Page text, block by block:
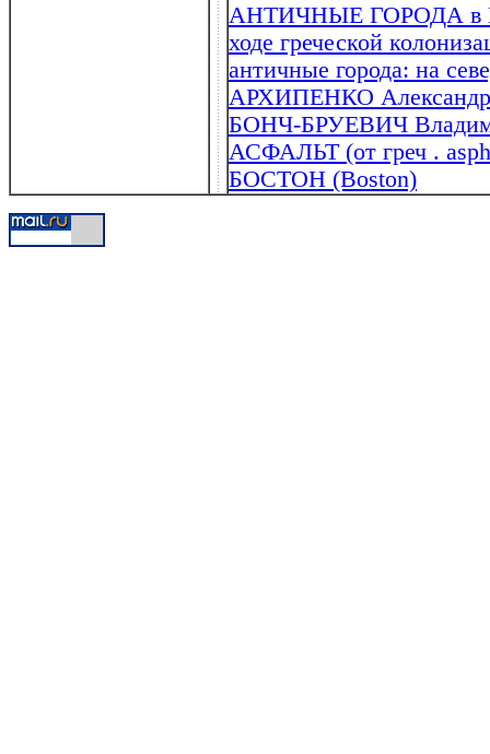
АНТИЧНЫЕ ГОРОДА в
ходе греческой
античные города: на
АРХИПЕНКО Александр
БОНЧ-БРУЕВИЧ
АСФАЛЬТ (от греч .
БОСТОН (Boston)